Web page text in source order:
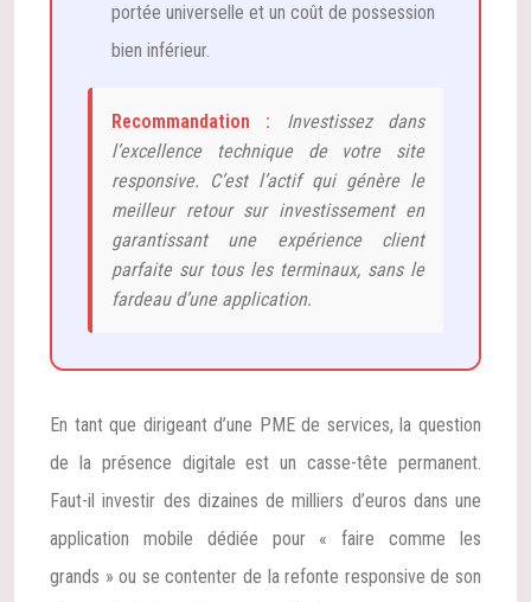
portée universelle et un coût de possession
bien inférieur.
Recommandation : Investissez dans
l’excellence technique de votre site
responsive. C’est l’actif qui génère le
meilleur retour sur investissement en
garantissant une expérience client
parfaite sur tous les terminaux, sans le
fardeau d’une application.
En tant que dirigeant d’une PME de services, la question
de la présence digitale est un casse-tête permanent.
Faut-il investir des dizaines de milliers d’euros dans une
application mobile dédiée pour « faire comme les
grands » ou se contenter de la refonte responsive de son